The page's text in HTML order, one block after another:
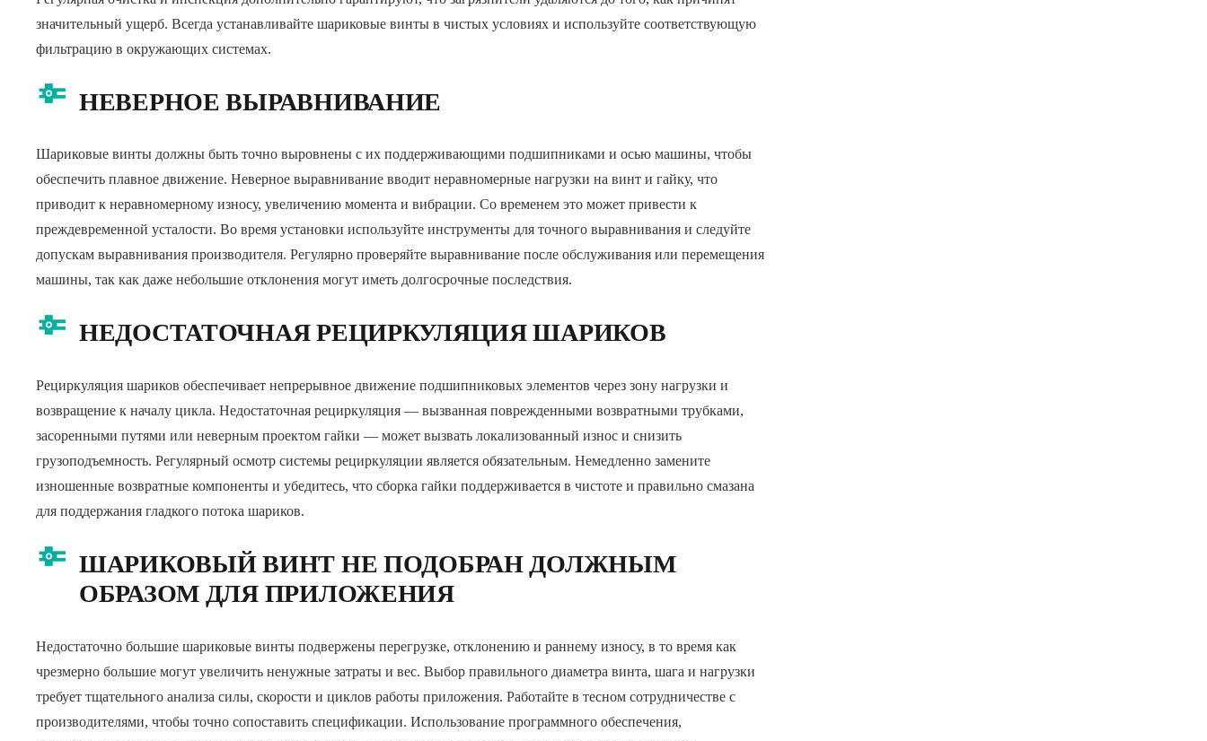
значительный ущерб. Всегда устанавливайте шариковые винты в чистых условиях и используйте соответствующую
фильтрацию в окружающих системах.
НЕВЕРНОЕ ВЫРАВНИВАНИЕ
Шариковые винты должны быть точно выровнены с их поддерживающими подшипниками и осью машины, чтобы
обеспечить плавное движение. Неверное выравнивание вводит неравномерные нагрузки на винт и гайку, что
приводит к неравномерному износу, увеличению момента и вибрации. Со временем это может привести к
преждевременной усталости. Во время установки используйте инструменты для точного выравнивания и следуйте
допускам выравнивания производителя. Регулярно проверяйте выравнивание после обслуживания или перемещения
машины, так как даже небольшие отклонения могут иметь долгосрочные последствия.
НЕДОСТАТОЧНАЯ РЕЦИРКУЛЯЦИЯ ШАРИКОВ
Рециркуляция шариков обеспечивает непрерывное движение подшипниковых элементов через зону нагрузки и
возвращение к началу цикла. Недостаточная рециркуляция — вызванная поврежденными возвратными трубками,
засоренными путями или неверным проектом гайки — может вызвать локализованный износ и снизить
грузоподъемность. Регулярный осмотр системы рециркуляции является обязательным. Немедленно замените
изношенные возвратные компоненты и убедитесь, что сборка гайки поддерживается в чистоте и правильно смазана
для поддержания гладкого потока шариков.
ШАРИКОВЫЙ ВИНТ НЕ ПОДОБРАН ДОЛЖНЫМ
ОБРАЗОМ ДЛЯ ПРИЛОЖЕНИЯ
Недостаточно большие шариковые винты подвержены перегрузке, отклонению и раннему износу, в то время как
чрезмерно большие могут увеличить ненужные затраты и вес. Выбор правильного диаметра винта, шага и нагрузки
требует тщательного анализа силы, скорости и циклов работы приложения. Работайте в тесном сотрудничестве с
производителями, чтобы точно сопоставить спецификации. Использование программного обеспечения,